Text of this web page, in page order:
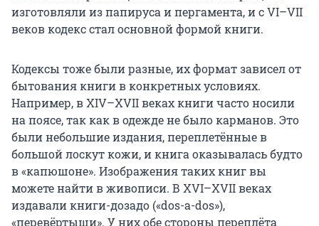
изготовляли из папируса и пергамента, и с VI–VII
веков кодекс стал основной формой книги.
Кодексы тоже были разные, их формат зависел от
бытования книги в конкретных условиях.
Например, в XIV–XVII веках книги часто носили
на поясе, так как в одежде не было карманов. Это
были небольшие издания, переплетённые в
большой лоскут кожи, и книга оказывалась будто
в «капюшоне». Изображения таких книг вы
можете найти в живописи. В XVI–XVII веках
издавали книги-дозадо («dos-a-dos»),
«перевёртыши». У них обе стороны переплёта